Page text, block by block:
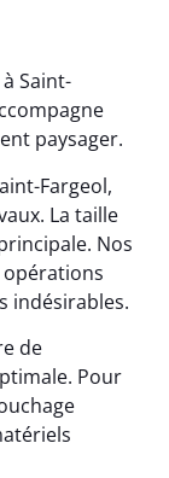
Saint-
paysager.
Fargeol,
La taille
Nos
indésirables.
de
Pour